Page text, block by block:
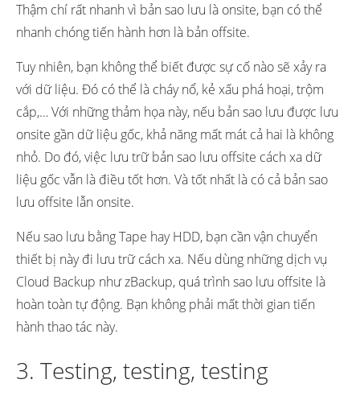
Thậm chí rất nhanh vì bản sao lưu là onsite, bạn có thể
nhanh chóng tiến hành hơn là bản offsite.
Tuy nhiên, bạn không thể biết được sự cố nào sẽ xảy ra
với dữ liệu. Đó có thể là cháy nổ, kẻ xấu phá hoại, trộm
cắp,… Với những thảm họa này, nếu bản sao lưu được lưu
onsite gần dữ liệu gốc, khả năng mất mát cả hai là không
nhỏ. Do đó, việc lưu trữ bản sao lưu offsite cách xa dữ
liệu gốc vẫn là điều tốt hơn. Và tốt nhất là có cả bản sao
lưu offsite lẫn onsite.
Nếu sao lưu bằng Tape hay HDD, bạn cần vận chuyển
thiết bị này đi lưu trữ cách xa. Nếu dùng những dịch vụ
Cloud Backup như zBackup, quá trình sao lưu offsite là
hoàn toàn tự động. Bạn không phải mất thời gian tiến
hành thao tác này.
3. Testing, testing, testing